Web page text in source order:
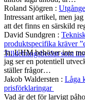
Tilldelningsbeslut som
Roland Sjögren :
Intressant artikel, men
att det finns en särskild
David Sundgren :
produktspecifika kräver
Ja, UHM behöver inte
jag ser en potentiell
ställer frågor…
Jakob Waldersten : Låga
prisförklaringar
Vad är det för larvigt